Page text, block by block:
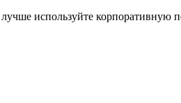
используйте корпоративную